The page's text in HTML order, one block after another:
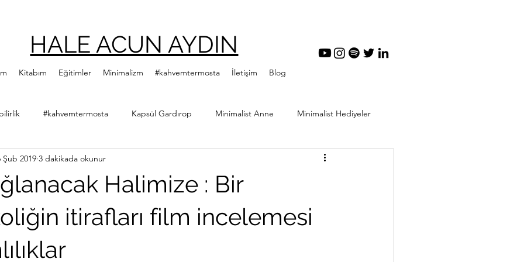
HALE ACUN AYDIN
Kitabım Eğitimler Minimalizm #kahvemtermosta İletişim Blog
#kahvemtermosta Kapsül Gardırop Minimalist Anne Minimalist Hediyeler
Minimalist Kitap Önerileri
Hale Acun Aydın Çıtır Kızlar Kitap Kulübü
Halimize : Bir
itirafları film incelemesi
Şub 2019 3 dakikada okunur